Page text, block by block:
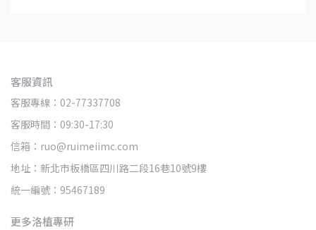
客服資訊
客服專線：02-77337708
客服時間：09:30-17:30
信箱：ruo@ruimeiimc.com
地址：新北市板橋區四川路二段16巷10號9樓
統一編號：95467189
更多洛植專研